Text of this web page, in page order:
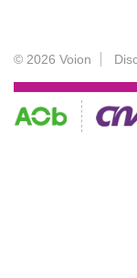
© 2026 Voion